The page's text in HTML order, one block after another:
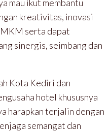
mau ikut membantu
kreativitas, inovasi
serta dapat
sinergis, seimbang dan
Kota Kediri dan
hotel khususnya
harapkan terjalin dengan
semangat dan